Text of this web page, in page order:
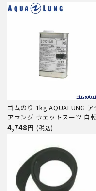
[804050070000]
ゴムのり 1kg AQUALUNG ア
アラング ウェットスーツ 自
パンク修理 レザークラフト 接
4,748円 (税込)